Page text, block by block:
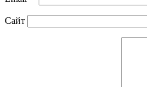
Сайт